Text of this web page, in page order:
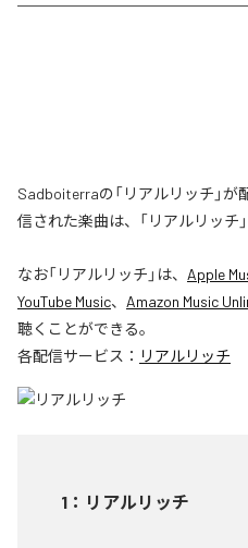
Sadboiterraの「リアルリッチ」
信された楽曲は、「リアルリッチ
なお「リアルリッチ 」は、 Apple
YouTube Music、 Amazon Music
聴くことができる。
各配信サービス： リアルリッチ
1 ： リアルリッチ